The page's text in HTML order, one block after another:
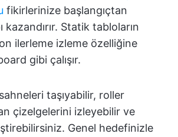
fikirlerinize başlangıçtan
kazandırır. Statik tabloların
ilerleme izleme özelliğine
gibi çalışır.
taşıyabilir, roller
çizelgelerini izleyebilir ve
Genel hedefinizle